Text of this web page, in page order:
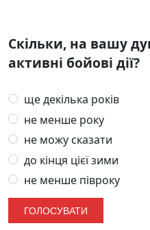
Скільки, на вашу
активні бойові дії?
ще декілька років
не менше року
не можу сказати
до кінця цієї зими
не менше півроку